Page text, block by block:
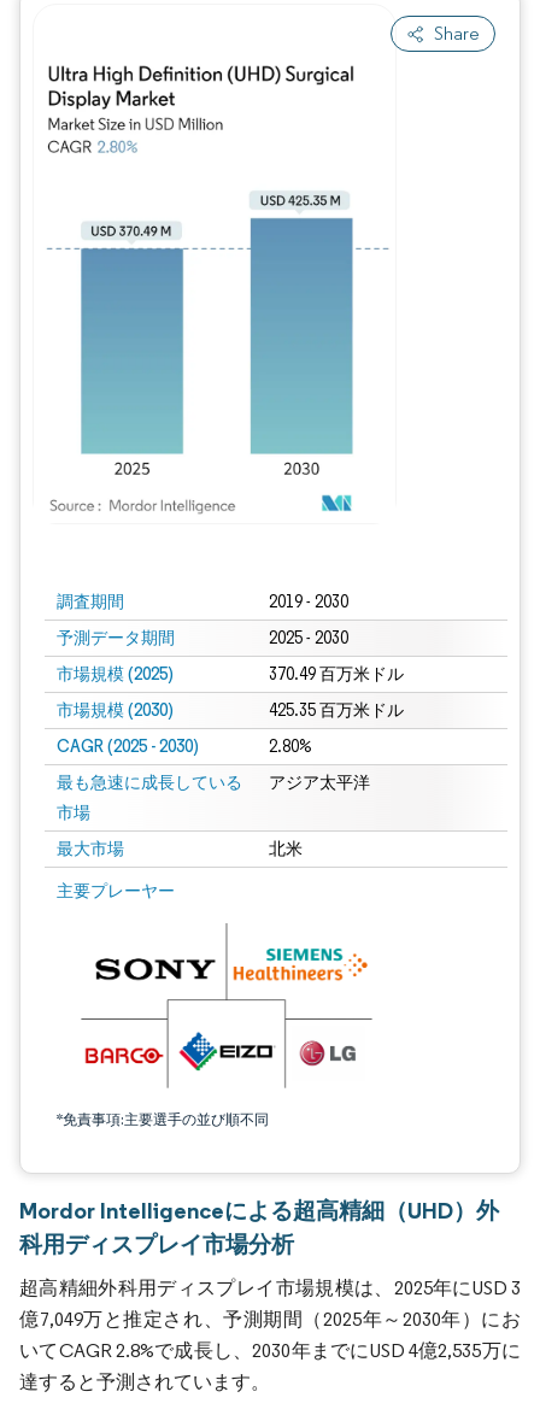
Share
調査期間 2019 - 2030
予測データ期間 2025 - 2030
市場規模 (2025) 370.49 百万米ドル
市場規模 (2030) 425.35 百万米ドル
CAGR (2025 - 2030) 2.80%
最も急速に成長している
市場
アジア太平洋
最大市場 北米
主要プレーヤー
*免責事項:主要選手の並び順不同
Mordor Intelligenceによる超高精細（UHD）外
科用ディスプレイ市場分析
超高精細外科用ディスプレイ市場規模は、2025年にUSD 3
億7,049万と推定され、予測期間（2025年～2030年）にお
いてCAGR 2.8%で成長し、2030年までにUSD 4億2,535万に
達すると予測されています。